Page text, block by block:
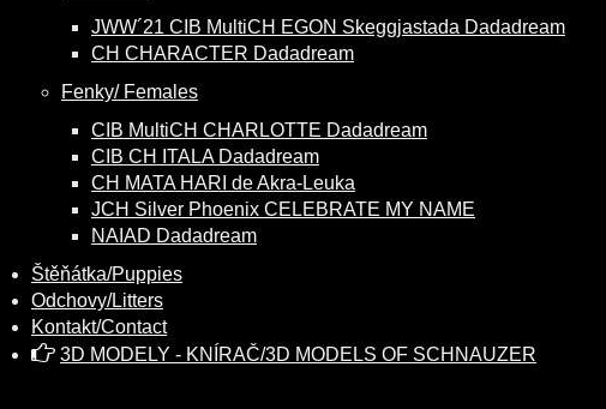
JWW´21 CIB MultiCH EGON Skeggjastada Dadadream
CH CHARACTER Dadadream
Fenky/ Females
CIB MultiCH CHARLOTTE Dadadream
CIB CH ITALA Dadadream
CH MATA HARI de Akra-Leuka
JCH Silver Phoenix CELEBRATE MY NAME
NAIAD Dadadream
Štěňátka/Puppies
Odchovy/Litters
Kontakt/Contact
3D MODELY - KNÍRAČ/3D MODELS OF SCHNAUZER